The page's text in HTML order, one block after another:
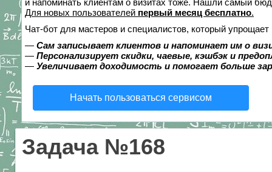
и напоминать клиентам о визитах тоже. Нашли самый
Для новых пользователей первый месяц бесплатно.
Чат-бот для мастеров и специалистов, который упрощает
— Сам записывает клиентов и напоминает им о
— Персонализирует скидки, чаевые, кэшбэк и
— Увеличивает доходимость и помогает больше
Начать пользоваться сервисом
Задача №168